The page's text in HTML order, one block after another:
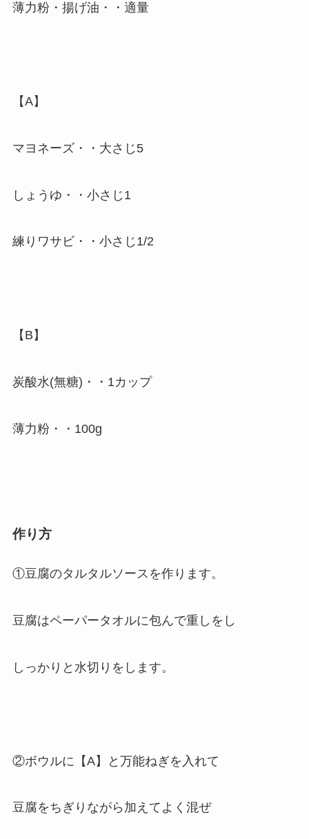
薄力粉・揚げ油・・適量
【A】
マヨネーズ・・大さじ5
しょうゆ・・小さじ1
練りワサビ・・小さじ1/2
【B】
炭酸水(無糖)・・1カップ
薄力粉・・100g
作り方
①豆腐のタルタルソースを作ります。
豆腐はペーパータオルに包んで重しをし
しっかりと水切りをします。
②ボウルに【A】と万能ねぎを入れて
豆腐をちぎりながら加えてよく混ぜ